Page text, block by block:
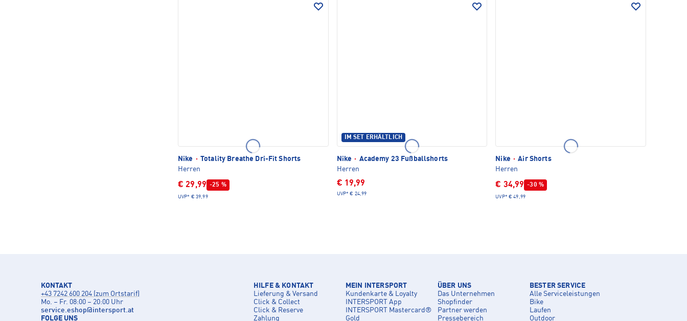
Nike · Totality Breathe Dri-Fit Shorts
Herren
€ 29,99 -25 %
UVP* € 39,99
IM SET ERHÄLTLICH
Nike · Academy 23 Fußballshorts
Herren
€ 19,99
UVP* € 24,99
Nike · Air Shorts
Herren
€ 34,99 -30 %
UVP* € 49,99
KONTAKT
+43 7242 600 204 (zum Ortstarif)
Mo. – Fr. 08:00 – 20:00 Uhr
service.eshop@intersport.at
FOLGE UNS
HILFE & KONTAKT
Lieferung & Versand
Click & Collect
Click & Reserve
Zahlung
MEIN INTERSPORT
Kundenkarte & Loyalty
INTERSPORT App
INTERSPORT Mastercard®
Gold
ÜBER UNS
Das Unternehmen
Shopfinder
Partner werden
Pressebereich
BESTER SERVICE
Alle Serviceleistungen
Bike
Laufen
Outdoor